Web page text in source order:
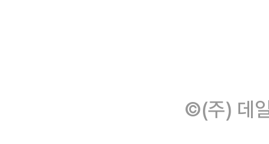
©(주) 데